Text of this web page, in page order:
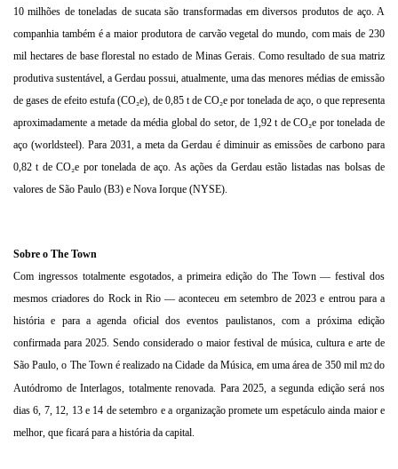
10 milhões de toneladas de sucata são transformadas em diversos produtos de aço. A
companhia também é a maior produtora de carvão vegetal do mundo, com mais de 230
mil hectares de base florestal no estado de Minas Gerais. Como resultado de sua matriz
produtiva sustentável, a Gerdau possui, atualmente, uma das menores médias de emissão
de gases de efeito estufa (CO₂e), de 0,85 t de CO₂e por tonelada de aço, o que representa
aproximadamente a metade da média global do setor, de 1,92 t de CO₂e por tonelada de
aço (worldsteel). Para 2031, a meta da Gerdau é diminuir as emissões de carbono para
0,82 t de CO₂e por tonelada de aço. As ações da Gerdau estão listadas nas bolsas de
valores de São Paulo (B3) e Nova Iorque (NYSE).
Sobre o The Town
Com ingressos totalmente esgotados, a primeira edição do The Town — festival dos
mesmos criadores do Rock in Rio — aconteceu em setembro de 2023 e entrou para a
história e para a agenda oficial dos eventos paulistanos, com a próxima edição
confirmada para 2025. Sendo considerado o maior festival de música, cultura e arte de
São Paulo, o The Town é realizado na Cidade da Música, em uma área de 350 mil m2do
Autódromo de Interlagos, totalmente renovada. Para 2025, a segunda edição será nos
dias 6, 7, 12, 13 e 14 de setembro e a organização promete um espetáculo ainda maior e
melhor, que ficará para a história da capital.